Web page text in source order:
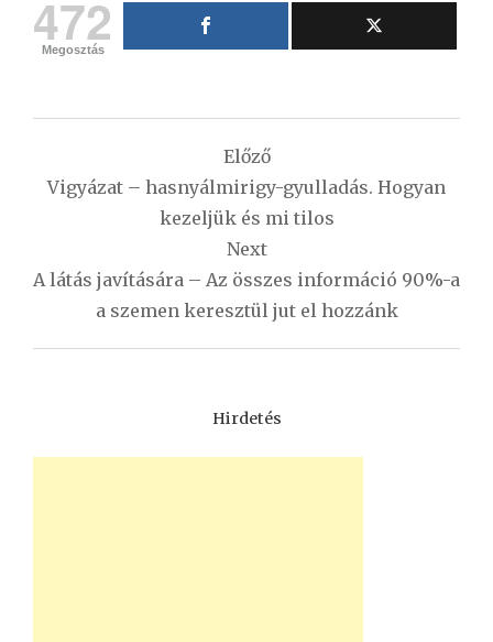
472
Megosztás
navigáció
Előző
Vigyázat – hasnyálmirigy-gyulladás. Hogyan
kezeljük és mi tilos
Next
A látás javítására – Az összes információ 90%-a
a szemen keresztül jut el hozzánk
Hirdetés